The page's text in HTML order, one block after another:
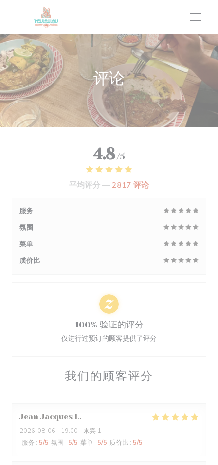
Cookie管理面板
评论
我们的顾客评分
Jean Jacques L
2026-08-06 - 19:00 - 来宾 1
服务 : 5/5 氛围 : 5/5 菜单 : 5/5 质价比 : 5/5
4.8 /5
平均评分 —2817 评论
服务
氛围
菜单
质价比
100% 验证的评分
仅进行过预订的顾客提供了评分